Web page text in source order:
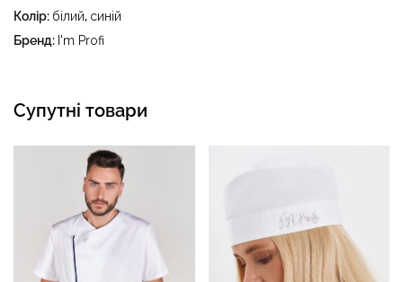
тетрахлоретилену (перхлоретилену) та вуглеводів
температури до 40 °C
Колір: білий, синій
Бренд: I'm Profi
Супутні товари